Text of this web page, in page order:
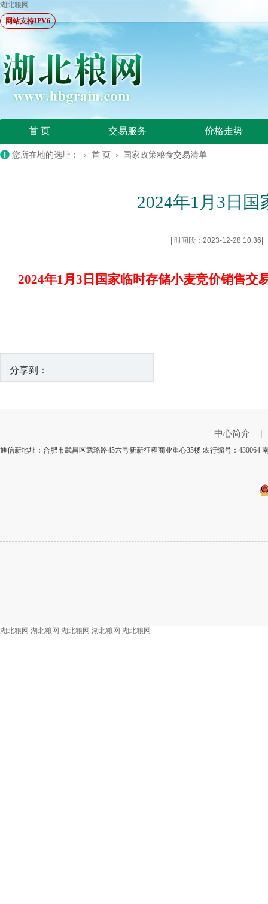
湖北粮网
网站支持IPV6
首 页 交易服务 价格走势
您所在地的选址： › 首 页 › 国家政策粮食交易清单
2024年1月3日
时间段：2023-12-28 10:36
2024年1月3日国家临时存储小麦竞价销售交
分享到：
中心简介
通信新地址：合肥市武昌区武珞路45六号新新征程商业重心35楼 农行编号：430064
湖北粮网 湖北粮网 湖北粮网 湖北粮网 湖北粮网